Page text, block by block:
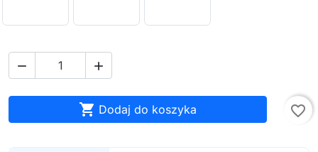
 
 Dodaj do koszyka favorite_border